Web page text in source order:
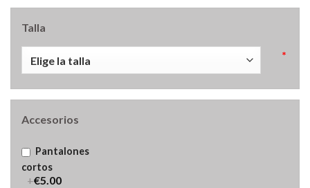
Talla
*
Accesorios
Pantalones
cortos
+€5.00